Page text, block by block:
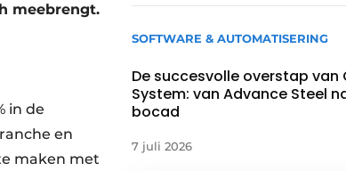
meebrengt.
in de
en
maken met
SOFTWARE & AUTOMATISERING
De succesvolle overstap van
System: van Advance Steel
bocad
7 juli 2026